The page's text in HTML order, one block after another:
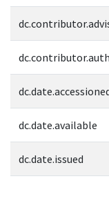
dc.date.available
dc.date.issued